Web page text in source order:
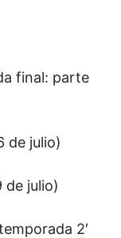
final: parte
de julio)
de julio)
2′